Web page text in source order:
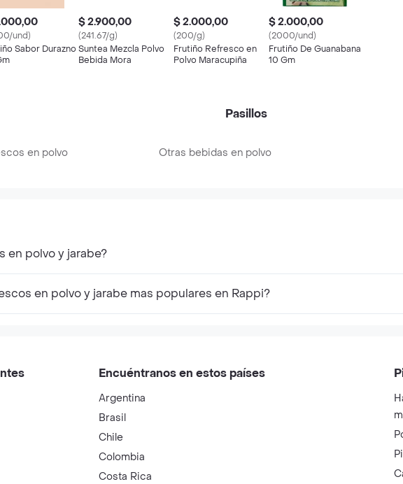
und)
Sabor Durazno
$ 2.900,00
(241.67/g)
Suntea Mezcla Polvo
Bebida Mora
$ 2.000,00
(200/g)
Frutiño Refresco en
Polvo Maracupiña
$ 2.000,00
(2000/und)
Frutiño De Guanabana
10 Gm
Pasillos
en polvo Otras bebidas en polvo
en polvo y jarabe?
en polvo y jarabe mas populares en Rappi?
Encuéntranos en estos países
Argentina
Brasil
Chile
Colombia
Costa Rica